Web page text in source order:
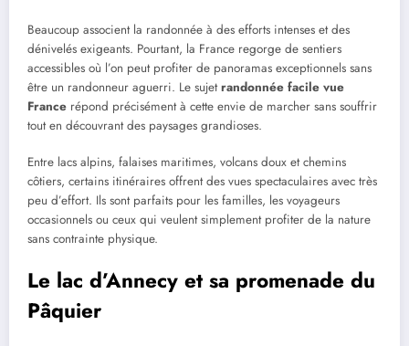
Beaucoup associent la randonnée à des efforts intenses et des
dénivelés exigeants. Pourtant, la France regorge de sentiers
accessibles où l’on peut profiter de panoramas exceptionnels sans
être un randonneur aguerri. Le sujetrandonnée facile vue
France répond précisément à cette envie de marcher sans souffrir
tout en découvrant des paysages grandioses.
Entre lacs alpins, falaises maritimes, volcans doux et chemins
côtiers, certains itinéraires offrent des vues spectaculaires avec très
peu d’effort. Ils sont parfaits pour les familles, les voyageurs
occasionnels ou ceux qui veulent simplement profiter de la nature
sans contrainte physique.
Le lac d’Annecy et sa promenade du
Pâquier